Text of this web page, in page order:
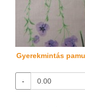
Gyerekmintás
-